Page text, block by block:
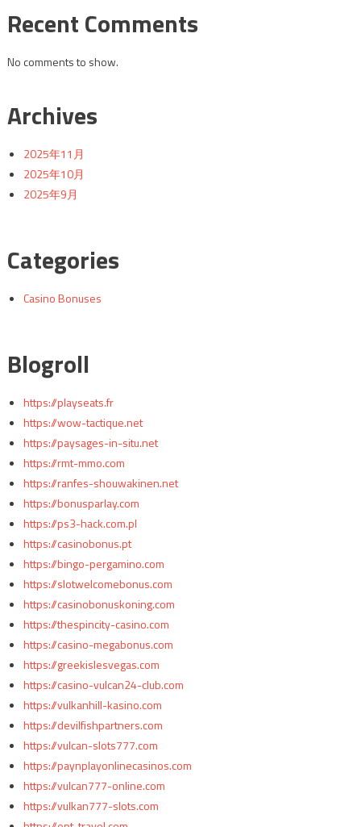
Recent Comments
No comments to show.
Archives
2025年11月
2025年10月
2025年9月
Categories
Casino Bonuses
Blogroll
https://playseats.fr
https://wow-tactique.net
https://paysages-in-situ.net
https://rmt-mmo.com
https://ranfes-shouwakinen.net
https://bonusparlay.com
https://ps3-hack.com.pl
https://casinobonus.pt
https://bingo-pergamino.com
https://slotwelcomebonus.com
https://casinobonuskoning.com
https://thespincity-casino.com
https://casino-megabonus.com
https://greekislesvegas.com
https://casino-vulcan24-club.com
https://vulkanhill-kasino.com
https://devilfishpartners.com
https://vulcan-slots777.com
https://paynplayonlinecasinos.com
https://vulcan777-online.com
https://vulkan777-slots.com